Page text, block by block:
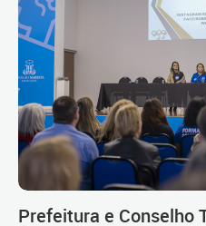
Prefeitura e Conselho